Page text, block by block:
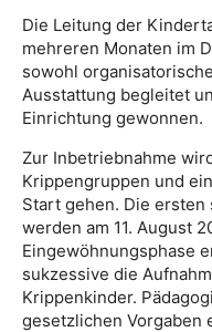
Die Leitung der
mehreren Monaten im
sowohl
Ausstattung begleitet
Einrichtung gewonnen.
Zur Inbetriebnahme
Krippengruppen und
Start gehen. Die
werden am 11. August
Eingewöhnungsphase
sukzessive die
Krippenkinder.
gesetzlichen Vorgaben